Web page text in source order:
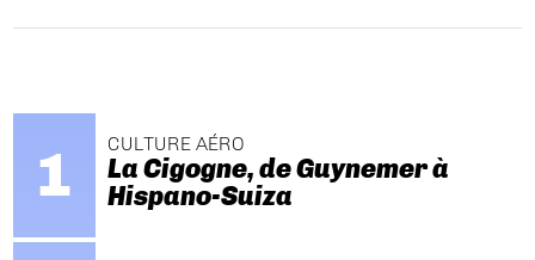
CULTURE AÉRO
La Cigogne, de Guynemer à
Hispano-Suiza